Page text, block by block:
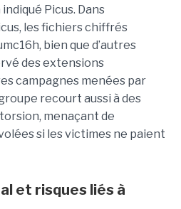
Picus. Dans
les fichiers chiffrés
bien que d’autres
des extensions
campagnes menées par
recourt aussi à des
menaçant de
si les victimes ne paient
et risques liés à